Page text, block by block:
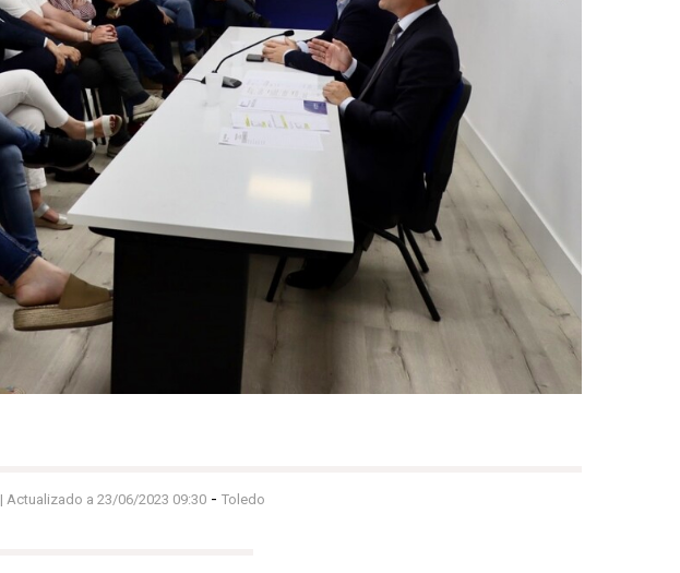
| Actualizado a 23/06/2023 09:30 - Toledo